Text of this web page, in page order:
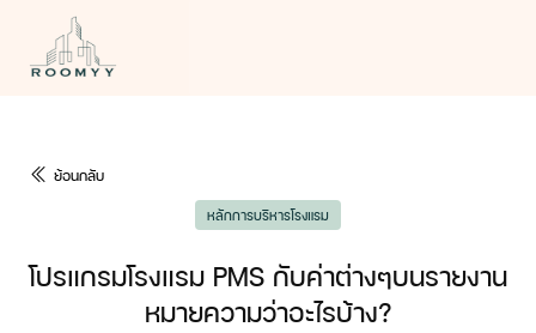
ย้อนกลับ
หลักการบริหารโรงแรม
โปรแกรมโรงแรม PMS กับค่าต่างๆบนรายงาน
หมายความว่าอะไรบ้าง?